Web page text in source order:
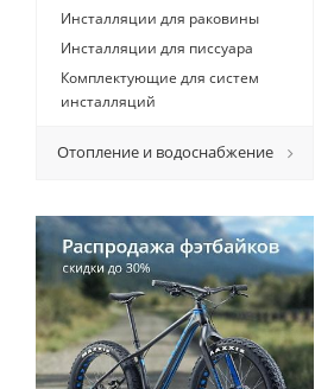
Инсталляции для раковины
Инсталляции для писсуара
Комплектующие для систем
инсталляций
Отопление и водоснабжение